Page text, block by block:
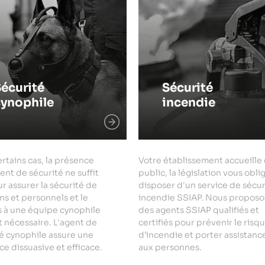
cas, la présence
de sécurité ne suffit
assurer la sécurité de
et personnels et le
à une équipe cynophile
nécessaire. L'agent de
cynophile assure une
dissuasive et efficace.
Sécurité
incendie
Votre établissement accueille
public, la législation vous
disposer d'un service de
incendie SSIAP. Nous
des agents SSIAP qualifiés et
certifiés pour prévenir le
d’incendie et porter
aux personnes.